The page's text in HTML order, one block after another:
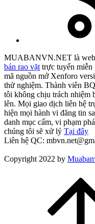
MUABANVN.NET là
bán rao vặt trực tuyến miễn
mã nguồn mở Xenforo
thử nghiệm. Thành viên
tôi không chịu trách nhiệm
lên. Mọi giao dịch liên hệ
hiện mọi hành vi đăng tin
danh mục cấm, vi phạm
chúng tôi sẽ xử lý Tại đây
Liên hệ QC:
Copyright 2022 by